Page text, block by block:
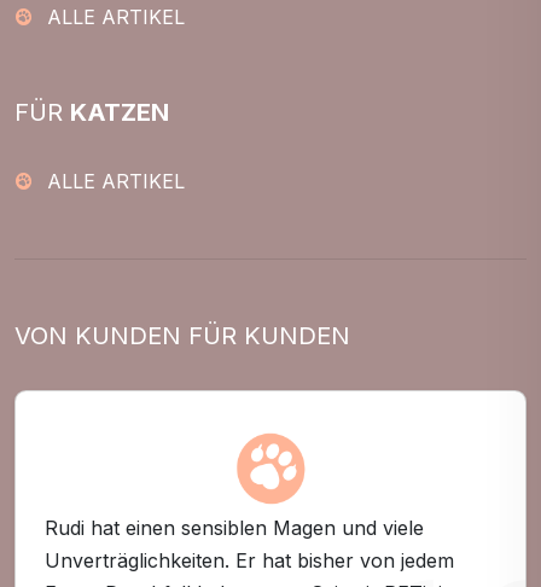
ALLE ARTIKEL
FÜR KATZEN
ALLE ARTIKEL
VON KUNDEN FÜR KUNDEN
Rudi hat einen sensiblen Magen und viele
Unverträglichkeiten. Er hat bisher von jedem